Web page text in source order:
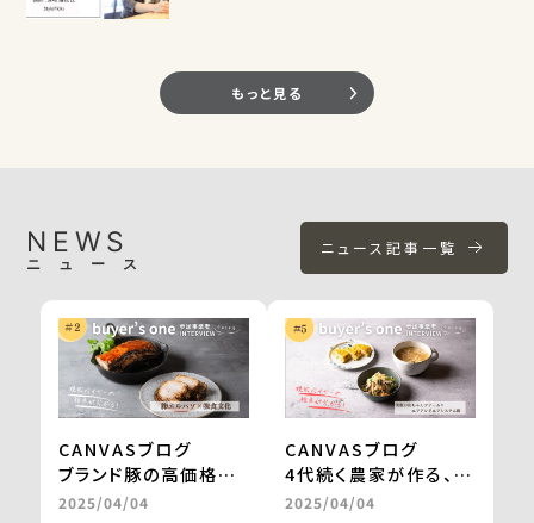
もっと見る
NEWS
ニュース
ニュース記事一覧
CANVASブログ
ブランド豚の高価格帯
ギフトが、お取り寄せグ
2025/04/04
CANVASブログ
4代続く農家が作る、無
農薬栽培・天日干しの
2025/04/04